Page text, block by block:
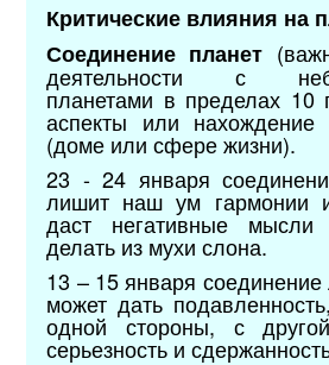
Критические влияния на
Соединение планет
деятельности с
планетами в пределах 10
аспекты или
(доме или сфере жизни).
23 - 24 января
лишит наш ум гармонии и
даст негативные мысли
делать из мухи слона.
13 – 15 января
может дать
одной стороны, с
серьезность и